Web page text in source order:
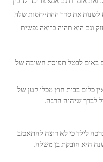
זאת אומרת גם אמא צריכה להבין
לשנות את סדר ההתייחסות שלה
וגם היא תהיה בריאה נפשית
באים לבטל תפיסת חשיבה של
כלום בבית חוץ מכלי קטן של
לברך שיהיה הרבה.
לילד כי לא רוצה להתאכזב
היא חובקת בן משלה.